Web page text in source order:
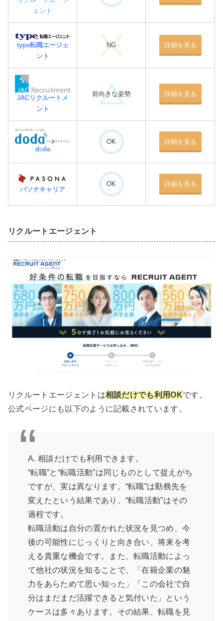
ェント
type転職エージェ
ント
NG 詳細を見る
JACリクルートメ
ント
前向きな姿勢 詳細を見る
doda
OK 詳細を見る
パソナキャリア
OK 詳細を見る
リクルートエージェント
リクルートエージェントは相談だけでも利用OKです。
公式ページにも以下のように記載されています。
A. 相談だけでも利用できます。
“転職”と“転職活動”は同じものとして捉えがち
ですが、実は異なります。“転職”は勤務先を
変えたという結果であり、“転職活動”はその
過程です。
転職活動は自分の置かれた状況を見つめ、今
後の可能性にじっくりと向き合い、将来を考
える貴重な機会です。また、転職活動によっ
て他社の状況を知ることで、「在籍企業の魅
力をあらためて思い知った」「この会社で自
分はまだまだ活躍できると気付いた」という
ケースは多々あります。その結果、転職を見